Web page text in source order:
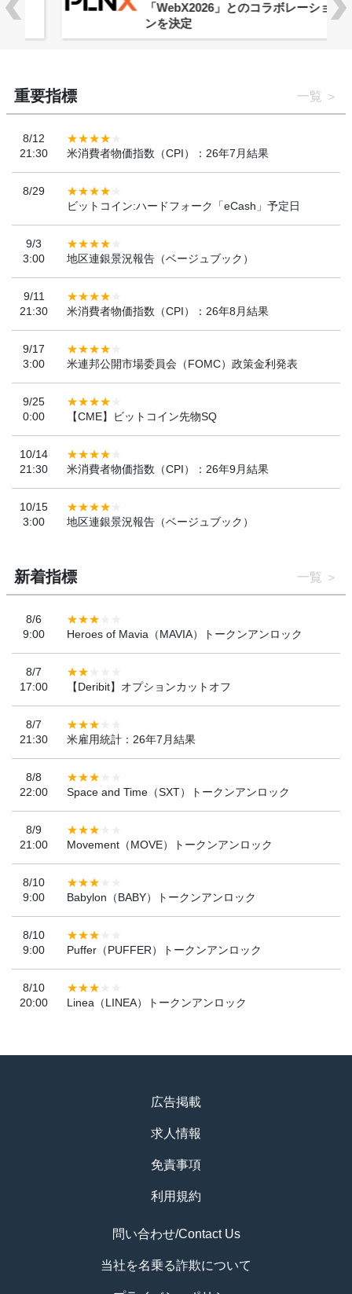
「WebX2026」とのコラボレーショ
ンを決定
重要指標 一覧
8/12
21:30
米消費者物価指数（CPI）：26年7月結果
8/29
ビットコイン:ハードフォーク「eCash」予定日
9/3
3:00
地区連銀景況報告（ベージュブック）
9/11
21:30
米消費者物価指数（CPI）：26年8月結果
9/17
3:00
米連邦公開市場委員会（FOMC）政策金利発表
9/25
0:00
【CME】ビットコイン先物SQ
10/14
21:30
米消費者物価指数（CPI）：26年9月結果
10/15
3:00
地区連銀景況報告（ベージュブック）
新着指標 一覧
8/6
9:00
Heroes of Mavia（MAVIA）トークンアンロック
8/7
17:00
【Deribit】オプションカットオフ
8/7
21:30
米雇用統計：26年7月結果
8/8
22:00
Space and Time（SXT）トークンアンロック
8/9
21:00
Movement（MOVE）トークンアンロック
8/10
9:00
Babylon（BABY）トークンアンロック
8/10
9:00
Puffer（PUFFER）トークンアンロック
8/10
20:00
Linea（LINEA）トークンアンロック
広告掲載
求人情報
免責事項
利用規約
問い合わせ/Contact Us
当社を名乗る詐欺について